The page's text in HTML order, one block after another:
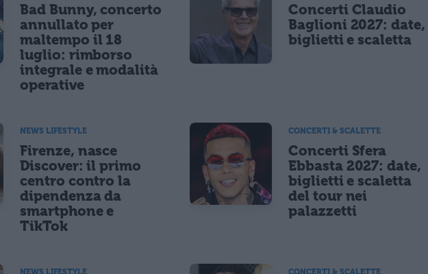
Bad Bunny, concerto
annullato per
maltempo il 18
luglio: rimborso
integrale e modalità
operative
Concerti Claudio
Baglioni 2027: date,
biglietti e scaletta
NEWS LIFESTYLE
Firenze, nasce
Discover: il primo
centro contro la
dipendenza da
smartphone e
TikTok
CONCERTI & SCALETTE
Concerti Sfera
Ebbasta 2027: date,
biglietti e scaletta
del tour nei
palazzetti
NEWS LIFESTYLE CONCERTI & SCALETTE